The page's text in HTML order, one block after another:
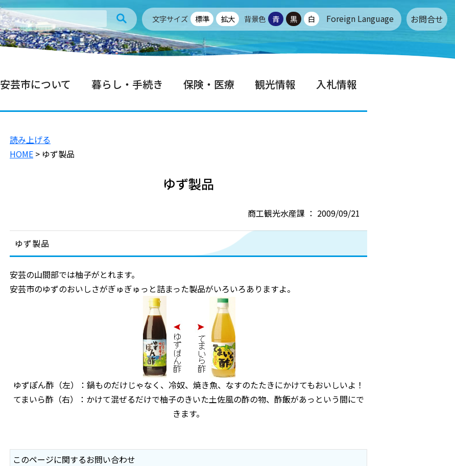
文字サイズ 標準 拡大 背景色 青 黒 白 Foreign Language お問合せ
安芸市について 暮らし・手続き 保険・医療 観光情報 入札情報
読み上げる
HOME > ゆず製品
ゆず製品
商工観光水産課 ： 2009/09/21
ゆず製品
安芸の山間部では柚子がとれます。
安芸市のゆずのおいしさがぎゅぎゅっと詰まった製品がいろいろありますよ。
ゆずぽん酢（左）：鍋ものだけじゃなく、冷奴、焼き魚、なすのたたきにかけてもおいしいよ！
てまいら酢（右）：かけて混ぜるだけで柚子のきいた土佐風の酢の物、酢飯があっという間にで
きます。
このページに関するお問い合わせ